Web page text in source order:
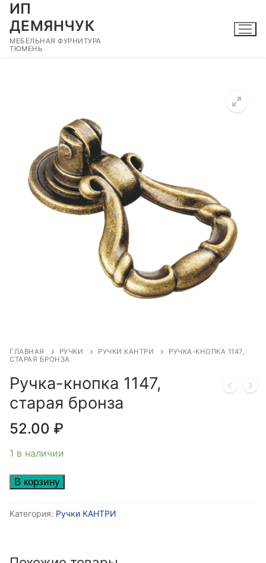
Перейти
содержимому
ИП
ДЕМЯНЧУК
МЕБЕЛЬНАЯ ФУРНИТУРА
ТЮМЕНЬ
ГЛАВНАЯ РУЧКИ РУЧКИ КАНТРИ
РУЧКА-КНОПКА 1147,
СТАРАЯ БРОНЗА
Ручка-кнопка 1147,
старая бронза
52.00 ₽
1 в наличии
Количество
Ручка-
старая
В корзину
Категория: Ручки КАНТРИ